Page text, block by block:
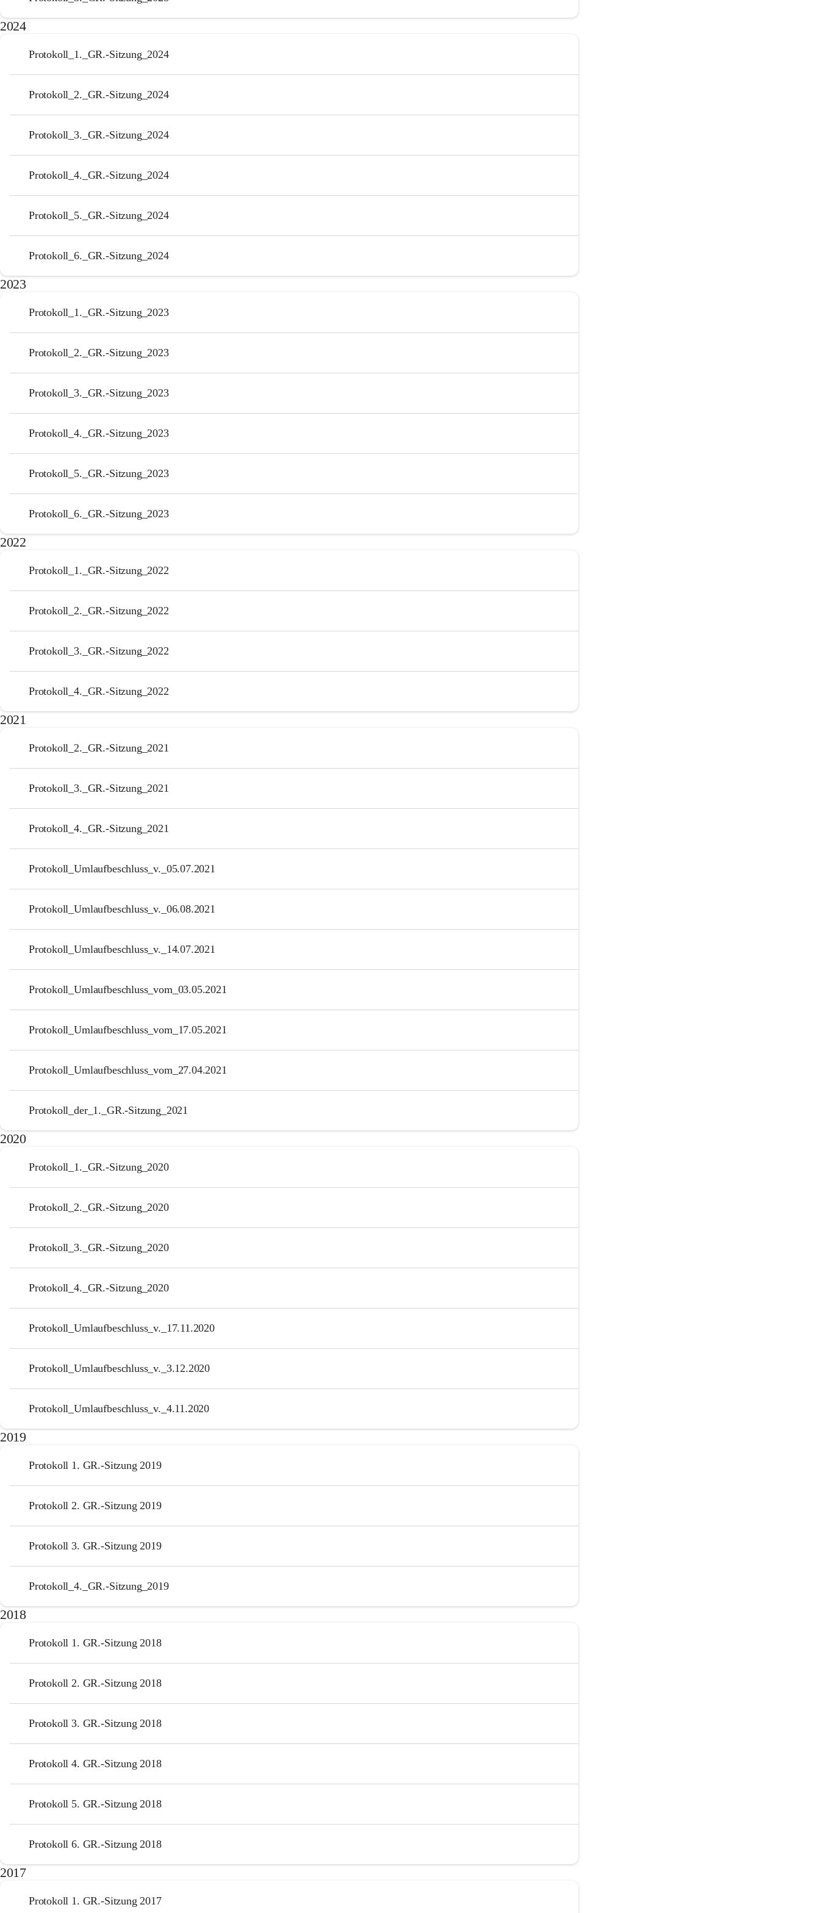
2024
Protokoll_1._GR.-Sitzung_2024
Protokoll_2._GR.-Sitzung_2024
Protokoll_3._GR.-Sitzung_2024
Protokoll_4._GR.-Sitzung_2024
Protokoll_5._GR.-Sitzung_2024
Protokoll_6._GR.-Sitzung_2024
2023
Protokoll_1._GR.-Sitzung_2023
Protokoll_2._GR.-Sitzung_2023
Protokoll_3._GR.-Sitzung_2023
Protokoll_4._GR.-Sitzung_2023
Protokoll_5._GR.-Sitzung_2023
Protokoll_6._GR.-Sitzung_2023
2022
Protokoll_1._GR.-Sitzung_2022
Protokoll_2._GR.-Sitzung_2022
Protokoll_3._GR.-Sitzung_2022
Protokoll_4._GR.-Sitzung_2022
2021
Protokoll_2._GR.-Sitzung_2021
Protokoll_3._GR.-Sitzung_2021
Protokoll_4._GR.-Sitzung_2021
Protokoll_Umlaufbeschluss_v._05.07.2021
Protokoll_Umlaufbeschluss_v._06.08.2021
Protokoll_Umlaufbeschluss_v._14.07.2021
Protokoll_Umlaufbeschluss_vom_03.05.2021
Protokoll_Umlaufbeschluss_vom_17.05.2021
Protokoll_Umlaufbeschluss_vom_27.04.2021
Protokoll_der_1._GR.-Sitzung_2021
2020
Protokoll_1._GR.-Sitzung_2020
Protokoll_2._GR.-Sitzung_2020
Protokoll_3._GR.-Sitzung_2020
Protokoll_4._GR.-Sitzung_2020
Protokoll_Umlaufbeschluss_v._17.11.2020
Protokoll_Umlaufbeschluss_v._3.12.2020
Protokoll_Umlaufbeschluss_v._4.11.2020
2019
Protokoll 1. GR.-Sitzung 2019
Protokoll 2. GR.-Sitzung 2019
Protokoll 3. GR.-Sitzung 2019
Protokoll_4._GR.-Sitzung_2019
2018
Protokoll 1. GR.-Sitzung 2018
Protokoll 2. GR.-Sitzung 2018
Protokoll 3. GR.-Sitzung 2018
Protokoll 4. GR.-Sitzung 2018
Protokoll 5. GR.-Sitzung 2018
Protokoll 6. GR.-Sitzung 2018
2017
Protokoll 1. GR.-Sitzung 2017